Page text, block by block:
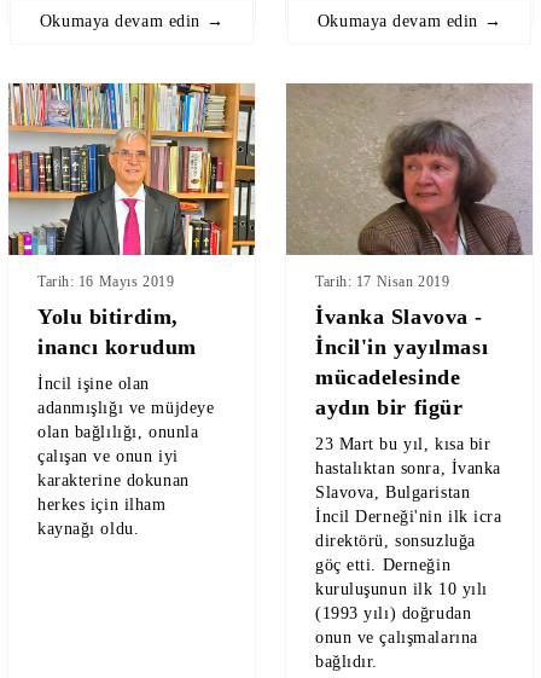
Okumaya devam edin → Okumaya devam edin →
Yolu bitirdim,
inancı korudum
Tarih: 16 Mayıs 2019
İncil işine olan
adanmışlığı ve müjdeye
olan bağlılığı, onunla
çalışan ve onun iyi
karakterine dokunan
herkes için ilham
kaynağı oldu.
İvanka Slavova -
İncil'in yayılması
mücadelesinde
aydın bir figür
Tarih: 17 Nisan 2019
23 Mart bu yıl, kısa bir
hastalıktan sonra, İvanka
Slavova, Bulgaristan
İncil Derneği'nin ilk icra
direktörü, sonsuzluğa
göç etti. Derneğin
kuruluşunun ilk 10 yılı
(1993 yılı) doğrudan
onun ve çalışmalarına
bağlıdır.